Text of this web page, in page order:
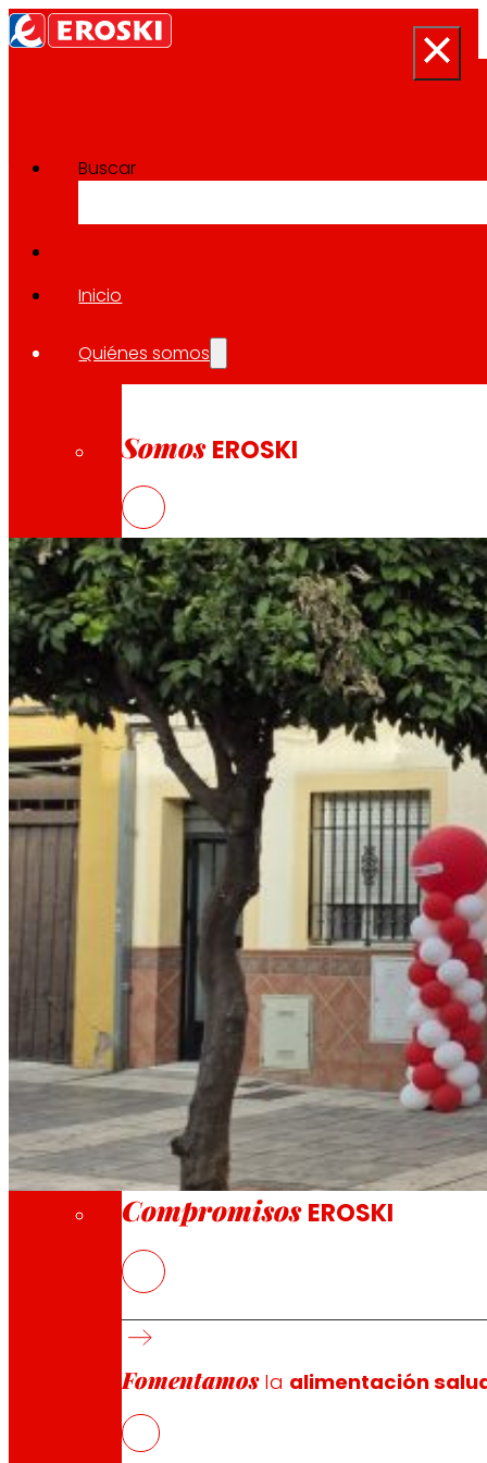
Buscar
Inicio
Quiénes somos
Somos EROSKI
Así somos
Todo nuestro ADN: un viaje por la misión, la
Cooperativa
Somos por y para las personas. Descubre
Fundación
A través de nuestra Fundación impulsamos
Compromisos
Compromisos EROSKI
Fomentamosla alimentación
Sala de prensa
Volver a todas las noticias
07.08.2025
EROSKI inaugura un nuevo
El nuevo EROSKI/City ofrece un servicio
EROSKI mantiene el ritmo de aperturas
ha inaugurado un nuevo supermercado en el
los productos locales y frescos de temporada con